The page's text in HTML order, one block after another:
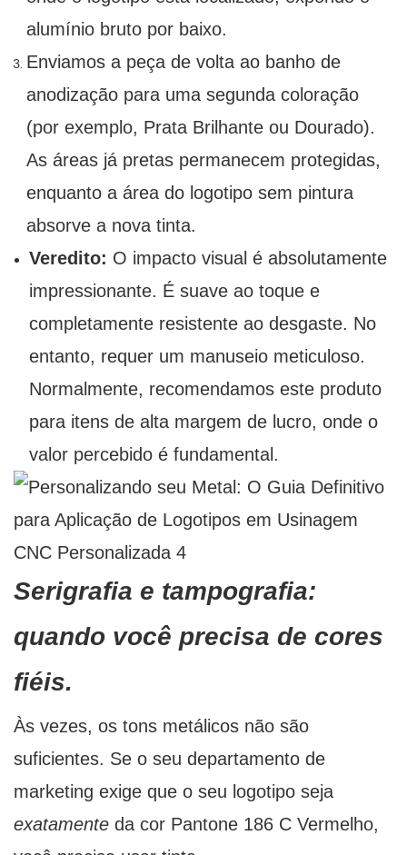
alumínio bruto por baixo.
Enviamos a peça de volta ao banho de
anodização para uma segunda coloração
(por exemplo, Prata Brilhante ou Dourado).
As áreas já pretas permanecem protegidas,
enquanto a área do logotipo sem pintura
absorve a nova tinta.
Veredito: O impacto visual é absolutamente
impressionante. É suave ao toque e
completamente resistente ao desgaste. No
entanto, requer um manuseio meticuloso.
Normalmente, recomendamos este produto
para itens de alta margem de lucro, onde o
valor percebido é fundamental.
Serigrafia e tampografia:
quando você precisa de cores
fiéis.
Às vezes, os tons metálicos não são
suficientes. Se o seu departamento de
marketing exige que o seu logotipo seja
exatamente da cor Pantone 186 C Vermelho,